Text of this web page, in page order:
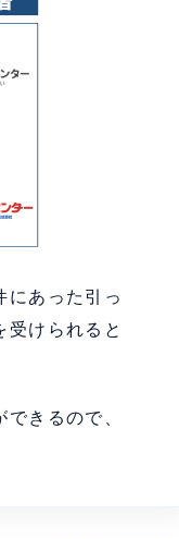
あった引っ
けられると
きるので、